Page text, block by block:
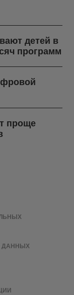
детей в
программ
проще
ДАННЫХ